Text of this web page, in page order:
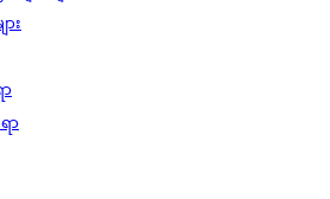
း
ာ